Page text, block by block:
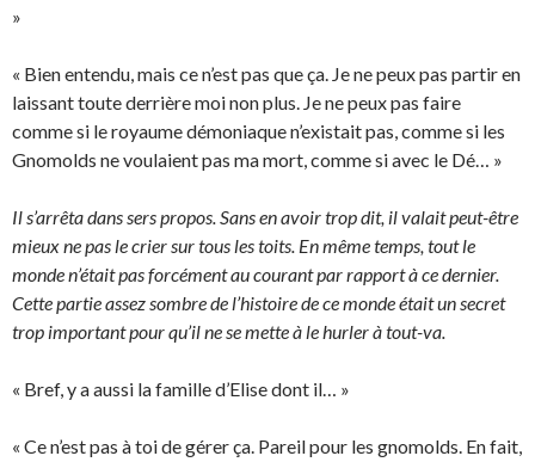
»
« Bien entendu, mais ce n’est pas que ça. Je ne peux pas partir en
laissant toute derrière moi non plus. Je ne peux pas faire
comme si le royaume démoniaque n’existait pas, comme si les
Gnomolds ne voulaient pas ma mort, comme si avec le Dé… »
Il s’arrêta dans sers propos. Sans en avoir trop dit, il valait peut-être
mieux ne pas le crier sur tous les toits. En même temps, tout le
monde n’était pas forcément au courant par rapport à ce dernier.
Cette partie assez sombre de l’histoire de ce monde était un secret
trop important pour qu’il ne se mette à le hurler à tout-va.
« Bref, y a aussi la famille d’Elise dont il… »
« Ce n’est pas à toi de gérer ça. Pareil pour les gnomolds. En fait,